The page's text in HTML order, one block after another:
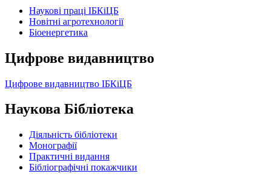
Наукові праці ІБКіЦБ
Новітні агротехнології
Бiоенергетика
Цифрове видавництво
Цифрове видавництво ІБКіЦБ
Наукова Бібліотека
Діяльність бібліотеки
Монографії
Практичні видання
Бібліографічні покажчики